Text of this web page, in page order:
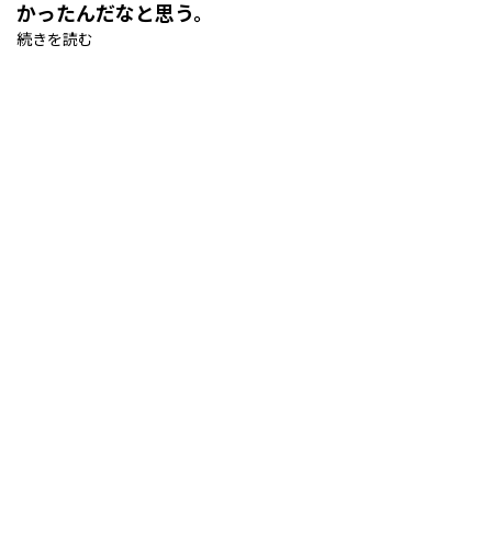
かったんだなと思う。
続きを読む